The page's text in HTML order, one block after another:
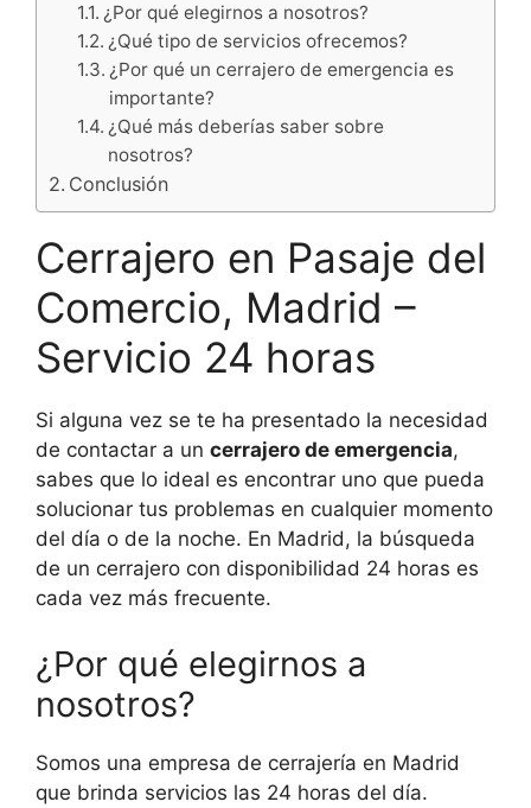
¿Por qué elegirnos a nosotros?
¿Qué tipo de servicios ofrecemos?
¿Por qué un cerrajero de emergencia es
importante?
¿Qué más deberías saber sobre
nosotros?
Conclusión
Cerrajero en Pasaje del
Comercio, Madrid –
Servicio 24 horas
Si alguna vez se te ha presentado la necesidad
de contactar a un cerrajero de emergencia,
sabes que lo ideal es encontrar uno que pueda
solucionar tus problemas en cualquier momento
del día o de la noche. En Madrid, la búsqueda
de un cerrajero con disponibilidad 24 horas es
cada vez más frecuente.
¿Por qué elegirnos a
nosotros?
Somos una empresa de cerrajería en Madrid
que brinda servicios las 24 horas del día.